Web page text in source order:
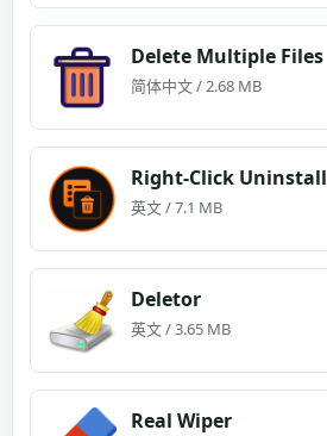
Delete Multiple Files
简体中文 / 2.68 MB
Right-Click Uninstall
英文 / 7.1 MB
Deletor
英文 / 3.65 MB
Real Wiper